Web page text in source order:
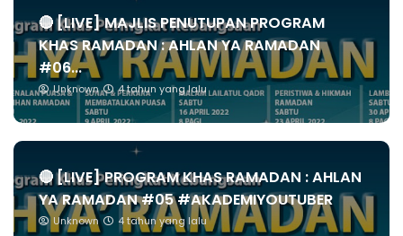
🔴 [LIVE] MAJLIS PENUTUPAN PROGRAM
KHAS RAMADAN : AHLAN YA RAMADAN
#06...
Unknown 4 tahun yang lalu
🔴 [LIVE] PROGRAM KHAS RAMADAN : AHLAN
YA RAMADAN #05 #AKADEMIYOUTUBER
Unknown 4 tahun yang lalu